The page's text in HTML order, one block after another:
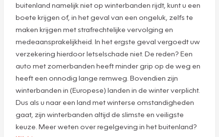
buitenland namelijk niet op winterbanden rijdt, kunt u een
boete krijgen of, in het geval van een ongeluk, zelfs te
maken krijgen met strafrechtelijke vervolging en
medeaansprakelijkheid. In het ergste geval vergoedt uw
verzekering hierdoor letselschade niet. De reden? Een
auto met zomerbanden heeft minder grip op de weg en
heeft een onnodig lange remweg. Bovendien zijn
winterbanden in (Europese) landen in de winter verplicht.
Dus als u naar een land met winterse omstandigheden
gaat, zijn winterbanden altijd de slimste en veiligste
keuze. Meer weten over regelgeving in het buitenland?